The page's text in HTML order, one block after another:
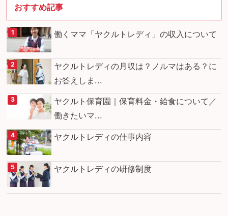
おすすめ記事
働くママ「ヤクルトレディ」の収入について
ヤクルトレディの月収は？ノルマはある？に
お答えしま...
ヤクルト保育園｜保育料金・給食について／
働きたいマ...
ヤクルトレディの仕事内容
ヤクルトレディの研修制度